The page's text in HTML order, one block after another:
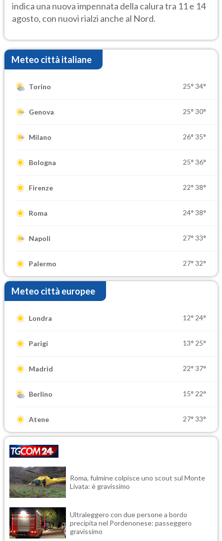
indica una nuova impennata della calura tra 11 e 14
agosto, con nuovi rialzi anche al Nord.
Meteo città italiane
Torino 25° 34°
Genova 25° 30°
Milano 26° 35°
Bologna 25° 36°
Firenze 22° 38°
Roma 24° 38°
Napoli 27° 33°
Palermo 27° 32°
Meteo città europee
Londra 12° 24°
Parigi 13° 25°
Madrid 22° 37°
Berlino 15° 22°
Atene 27° 33°
Roma, fulmine colpisce uno scout sul Monte
Livata: è gravissimo
Ultraleggero con due persone a bordo
precipita nel Pordenonese: passeggero
gravissimo